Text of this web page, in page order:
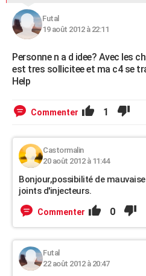
Futal
19 août 2012 à 22:11
Personne n a d idee? Avec les
est tres sollicitee et ma c4 se
Help
Commenter 1
Castormalin
20 août 2012 à 11:44
Bonjour,possibilité de
joints d'injecteurs.
Commenter 0
Futal
22 août 2012 à 20:47